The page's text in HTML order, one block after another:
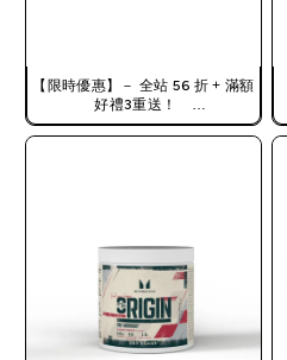
【限時優惠】－ 全站 56 折 + 滿額
好禮3重送！
使用優惠碼，獲得額外折扣：